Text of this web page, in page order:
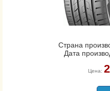
Страна
Дата
Цена: